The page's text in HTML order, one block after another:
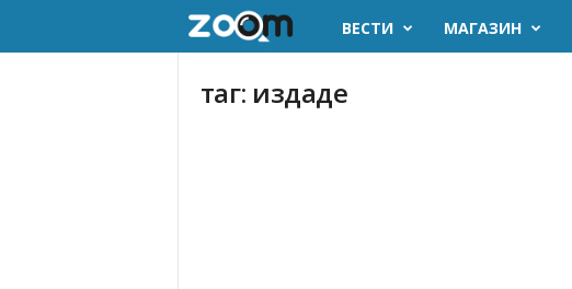
ВЕСТИ МАГАЗИН
таг: издаде